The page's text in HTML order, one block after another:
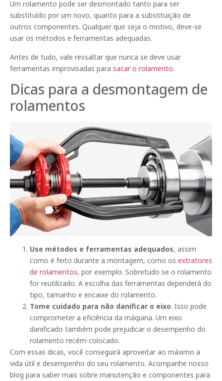
Um rolamento pode ser desmontado tanto para ser
substituído por um novo, quanto para a substituição de
outros componentes. Qualquer que seja o motivo, deve-se
usar os métodos e ferramentas adequadas.
Antes de tudo, vale ressaltar que nunca se deve usar
ferramentas improvisadas para sacar o rolamento.
Dicas para a desmontagem de
rolamentos
Use métodos e ferramentas adequados, assim
como é feito durante a montagem, como os extratores
de rolamentos, por exemplo. Sobretudo se o rolamento
for reutilizado. A escolha das ferramentas dependerá do
tipo, tamanho e encaixe do rolamento.
Tome cuidado para não danificar o eixo. Isso pode
comprometer a eficiência da máquina. Um eixo
danificado também pode prejudicar o desempenho do
rolamento recém-colocado.
Com essas dicas, você conseguirá aproveitar ao máximo a
vida útil e desempenho do seu rolamento. Acompanhe nosso
blog para saber mais sobre manutenção e componentes para